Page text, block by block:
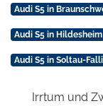
Audi S5 in
Audi S5 in
Audi S5 in Soltau-
Irrtum und